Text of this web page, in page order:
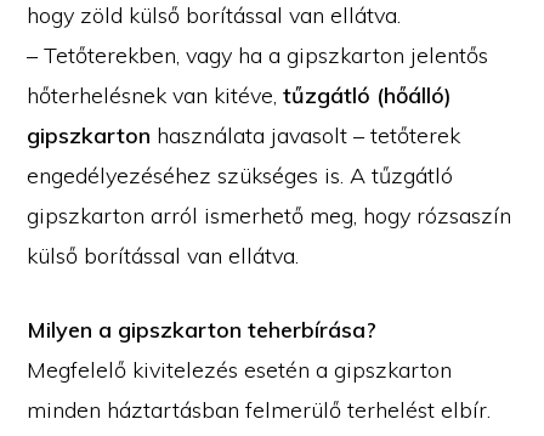
hogy zöld külső borítással van ellátva.
– Tetőterekben, vagy ha a gipszkarton jelentős
hőterhelésnek van kitéve,tűzgátló (hőálló)
gipszkarton használata javasolt – tetőterek
engedélyezéséhez szükséges is. A tűzgátló
gipszkarton arról ismerhető meg, hogy rózsaszín
külső borítással van ellátva.
Milyen a gipszkarton teherbírása?
Megfelelő kivitelezés esetén a gipszkarton
minden háztartásban felmerülő terhelést elbír.